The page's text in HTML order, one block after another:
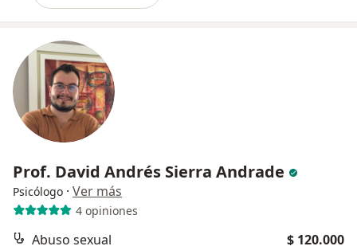
Prof. David Andrés Sierra Andrade
Psicólogo · Ver más
4 opiniones
Abuso sexual
$ 120.000